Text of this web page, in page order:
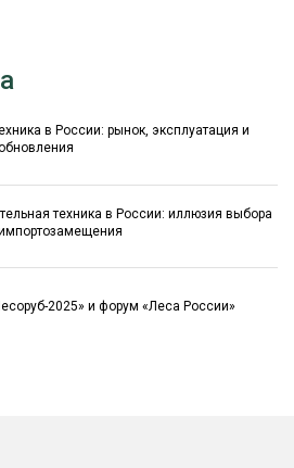
в России: рынок, эксплуатация и
техника в России: иллюзия выбора
2025» и форум «Леса России»